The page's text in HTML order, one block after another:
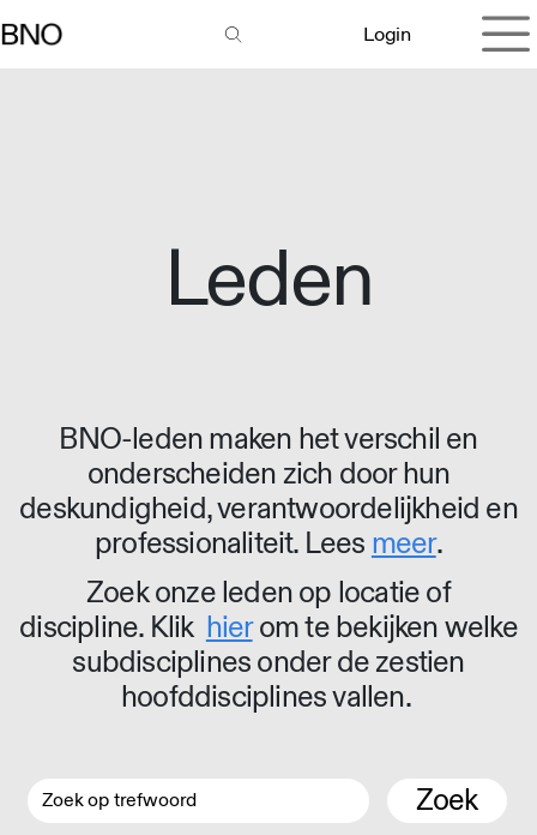
Login
Leden
BNO-leden maken het verschil en
onderscheiden zich door hun
deskundigheid, verantwoordelijkheid en
professionaliteit. Lees meer.
Zoek onze leden op locatie of
discipline. Klik hierom te bekijken welke
subdisciplines onder de zestien
hoofddisciplines vallen.
Zoek